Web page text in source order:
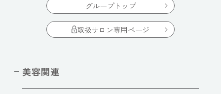
グループトップ
取扱サロン専用ページ
美容関連